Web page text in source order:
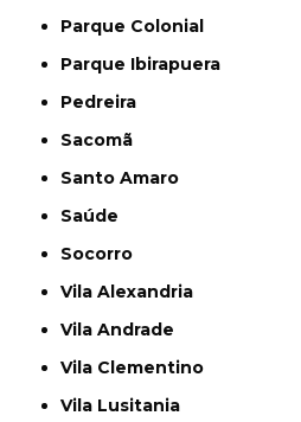
Parque Colonial
Parque Ibirapuera
Pedreira
Sacomã
Santo Amaro
Saúde
Socorro
Vila Alexandria
Vila Andrade
Vila Clementino
Vila Lusitania